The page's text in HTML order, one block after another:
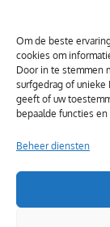
Om de beste
cookies om
Door in te stemmen
surfgedrag of
geeft of uw
bepaalde functies
Beheer diensten